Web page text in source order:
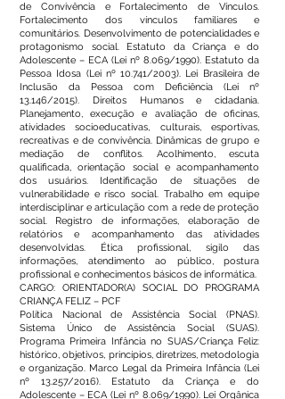
de Convivência e Fortalecimento de Vínculos.
Fortalecimento dos vínculos familiares e
comunitários. Desenvolvimento de potencialidades e
protagonismo social. Estatuto da Criança e do
Adolescente – ECA (Lei nº 8.069/1990). Estatuto da
Pessoa Idosa (Lei nº 10.741/2003). Lei Brasileira de
Inclusão da Pessoa com Deficiência (Lei nº
13.146/2015). Direitos Humanos e cidadania.
Planejamento, execução e avaliação de oficinas,
atividades socioeducativas, culturais, esportivas,
recreativas e de convivência. Dinâmicas de grupo e
mediação de conflitos. Acolhimento, escuta
qualificada, orientação social e acompanhamento
dos usuários. Identificação de situações de
vulnerabilidade e risco social. Trabalho em equipe
interdisciplinar e articulação com a rede de proteção
social. Registro de informações, elaboração de
relatórios e acompanhamento das atividades
desenvolvidas. Ética profissional, sigilo das
informações, atendimento ao público, postura
profissional e conhecimentos básicos de informática.
CARGO: ORIENTADOR(A) SOCIAL DO PROGRAMA
CRIANÇA FELIZ – PCF
Política Nacional de Assistência Social (PNAS).
Sistema Único de Assistência Social (SUAS).
Programa Primeira Infância no SUAS/Criança Feliz:
histórico, objetivos, princípios, diretrizes, metodologia
e organização. Marco Legal da Primeira Infância (Lei
nº 13.257/2016). Estatuto da Criança e do
Adolescente – ECA (Lei nº 8.069/1990). Lei Orgânica